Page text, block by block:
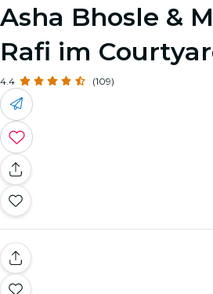
Asha Bhosle &
Rafi im
4.4 (109)